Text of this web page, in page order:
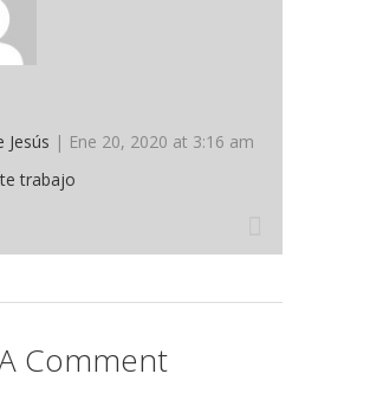
Jesús | Ene 20, 2020 at 3:16 am
trabajo
Comment